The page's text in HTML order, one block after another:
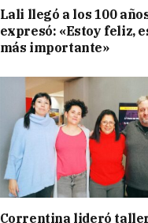
Lali llegó a los 100
expresó: «Estoy feliz,
más importante»
Correntina lideró